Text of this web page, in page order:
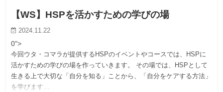
【WS】HSPを活かすための学びの場
2024.11.22
0">
今回ウタ・コマラが提供するHSPのイベントやコースでは、HSPに
活かすための学びの場を作っていきます。 その場では、HSPとして
生きる上で大切な「自分を知る」ことから、「自分をケアする方法」
を学びます…